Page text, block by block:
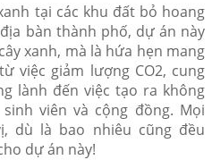
tại các khu đất bỏ hoang
bàn thành phố, dự án này
xanh, mà là hứa hẹn mang
việc giảm lượng CO2, cung
lành đến việc tạo ra không
viên và cộng đồng. Mọi
dù là bao nhiêu cũng đều
dự án này!